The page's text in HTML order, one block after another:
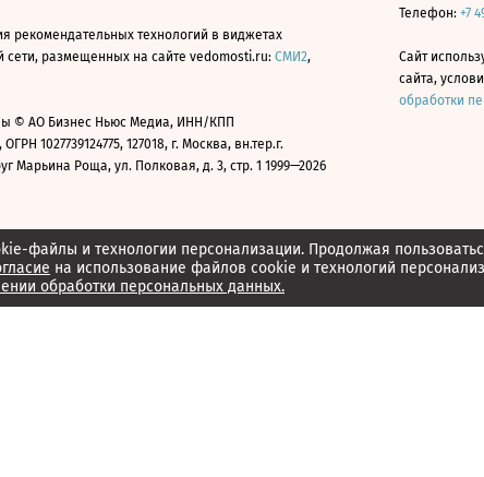
файлы и технологии персонализации. Продолжая
на использование файлов cookie и технологий
обработки персональных данных.
рекомендательных технологий в виджетах
сети, размещенных на сайте vedomosti.ru: СМИ2,
© АО Бизнес Ньюс Медиа, ИНН/КПП
ОГРН 1027739124775, 127018, г. Москва, вн.тер.г.
Марьина Роща, ул. Полковая, д. 3, стр. 1 1999—2026
Телефон: +7
Сайт
сайта,
обработки